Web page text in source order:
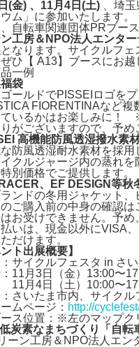
(金) 、 11月4日(土)
、埼
ム」に参加いたします。
自転車関連団体PRブー
工房＆NPO法人エンタ
となります。サイクルフ
ひ【 A13】ブースにお越
一例
福袋
ールドでPISSEIロゴを
FIORENTINAなど複
いるかはお楽しみに！
がございますので、予め
高機能防風透湿撥水素
防風透湿耐水素材を採
クルジャージ内の蒸れ
別価格でご提供します。
、EF DESIGN等
ンドの冬用ジャケット
ご購入前の中身の確認は
お受けできません。予
いは、現金以外にVISA
だけます。
ント出展概要】
サイクルフェスタ in さ
11月3日（金）13:00〜
4日（土）10:00〜
さいたま市内、サイクル
ムページ： http://
ス位置：※左のマップク
炭素なまちづくり「自転
ーン工房＆NPO法人エ